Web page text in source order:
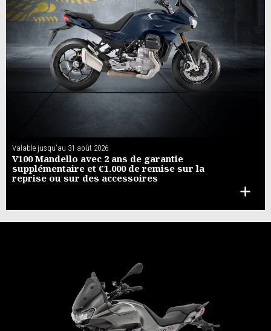
Valable jusqu'au 31 août 2026
V100 Mandello avec 2 ans de garantie
supplémentaire et €1.000 de remise sur la
reprise ou sur des accessoires